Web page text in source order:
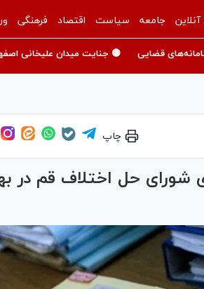
جامعه سیاست اقتصاد فرهنگی
قضایی 🟡 جنایت میدان علیخانی
چاپ
شورای حل اختلاف قم در